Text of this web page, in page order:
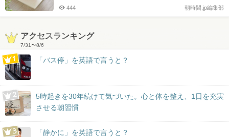
朝時間.jp編集部
444
アクセスランキング
7/31〜8/6
「バス停」を英語で言うと？
5時起きを30年続けて気づいた。心と体を整え、1日を充実
させる朝習慣
「静かに」を英語で言うと？